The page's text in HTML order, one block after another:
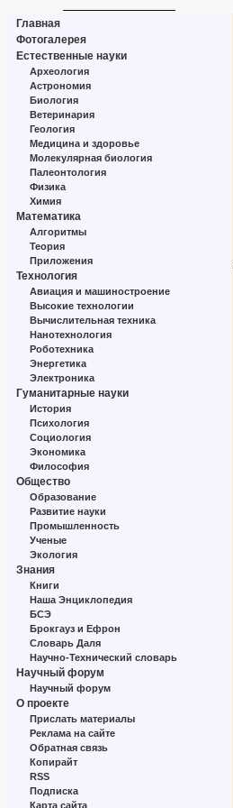
Главная
Фотогалерея
Естественные науки
Археология
Астрономия
Биология
Ветеринария
Геология
Медицина и здоровье
Молекулярная биология
Палеонтология
Физика
Химия
Математика
Алгоритмы
Теория
Приложения
Технология
Авиация и машиностроение
Высокие технологии
Вычислительная техника
Нанотехнология
Роботехника
Энергетика
Электроника
Гуманитарные науки
История
Психология
Социология
Экономика
Философия
Общество
Образование
Развитие науки
Промышленность
Ученые
Экология
Знания
Книги
Наша Энциклопедия
БСЭ
Брокгауз и Ефрон
Словарь Даля
Научно-Технический словарь
Научный форум
Научный форум
О проекте
Прислать материалы
Реклама на сайте
Обратная связь
Копирайт
RSS
Подписка
Карта сайта